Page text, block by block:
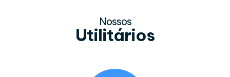
Nossos
Utilitários